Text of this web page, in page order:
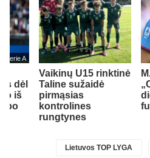
Serie A
dėl
iš
Vaikinų U15 rinktinė
Taline sužaidė
pirmąsias
kontrolines
rungtynes
Lietuvos TOP LYGA